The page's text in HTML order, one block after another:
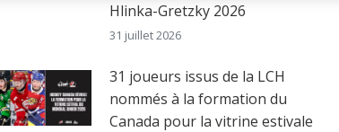
Hlinka-Gretzky 2026
31 juillet 2026
31 joueurs issus de la LCH
nommés à la formation du
Canada pour la vitrine estivale